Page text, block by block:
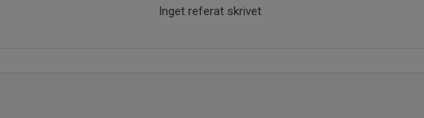
Inget referat skrivet